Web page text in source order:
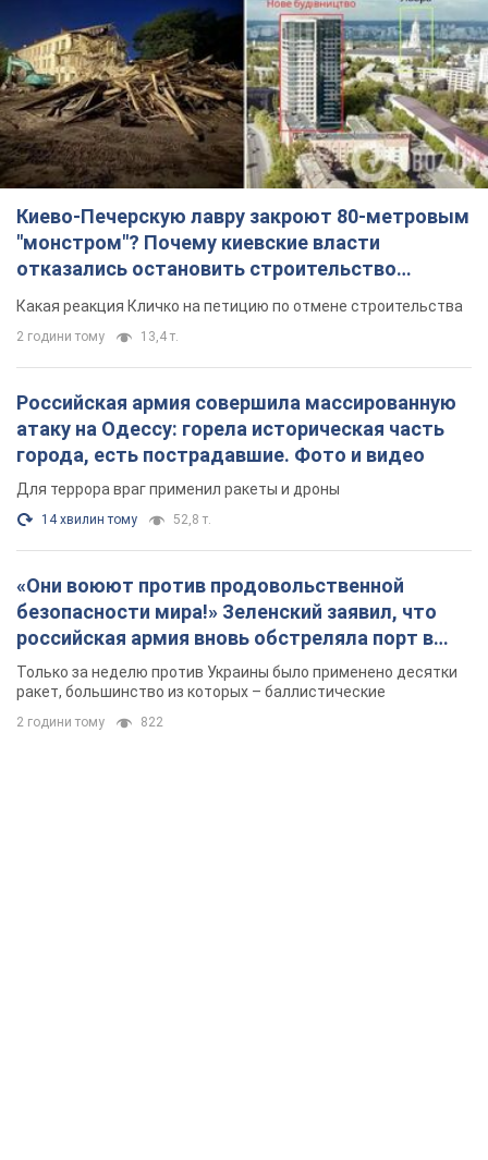
Киево-Печерскую лавру закроют 80-метровым
"монстром"? Почему киевские власти
отказались остановить строительство
небоскреба "московского верующего"
Какая реакция Кличко на петицию по отмене строительства
2 години тому 13,4 т.
Российская армия совершила массированную
атаку на Одессу: горела историческая часть
города, есть пострадавшие. Фото и видео
Для террора враг применил ракеты и дроны
14 хвилин тому 52,8 т.
«Они воюют против продовольственной
безопасности мира!» Зеленский заявил, что
российская армия вновь обстреляла порт в
Одессе
Только за неделю против Украины было применено десятки
ракет, большинство из которых – баллистические
2 години тому 822